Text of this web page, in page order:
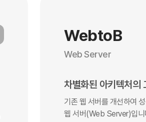
WebtoB
Web Server
차별화된 아키텍처
기존 웹 서버를 개선하여
웹 서버(Web Server)입니